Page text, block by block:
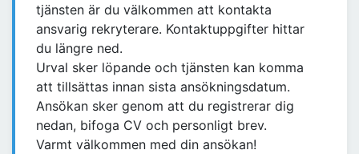
tjänsten är du välkommen att kontakta
ansvarig rekryterare. Kontaktuppgifter hittar
du längre ned.
Urval sker löpande och tjänsten kan komma
att tillsättas innan sista ansökningsdatum.
Ansökan sker genom att du registrerar dig
nedan, bifoga CV och personligt brev.
Varmt välkommen med din ansökan!